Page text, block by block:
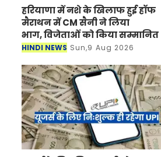
हरियाणा में नशे के खिलाफ हुई हॉफ
मैराथन में CM सैनी ने लिया
भाग, विजेताओं को किया सम्मानित
HINDI NEWS Sun,9 Aug 2026